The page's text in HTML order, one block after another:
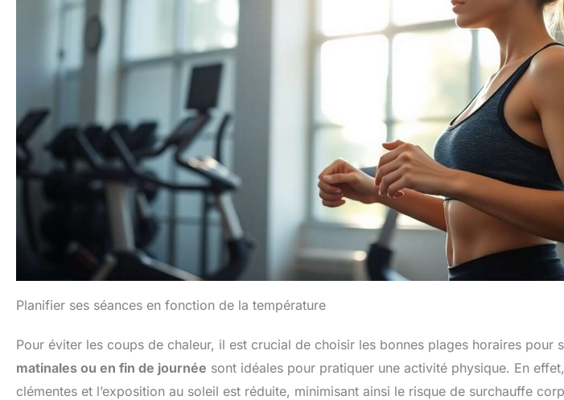
Planifier ses séances en fonction de la température
Pour éviter les coups de chaleur, il est crucial de choisir les bonnes plages horaires pour
matinales ou en fin de journée sont idéales pour pratiquer une activité physique. En
clémentes et l’exposition au soleil est réduite, minimisant ainsi le risque de surchauffe